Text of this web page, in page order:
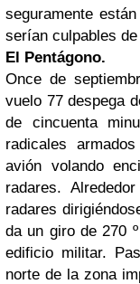
seguramente
serían culpables
El Pentágono.
Once de
vuelo 77 despega
de cincuenta
radicales
avión volando
radares.
radares
da un giro de 270
edificio militar.
norte de la zona